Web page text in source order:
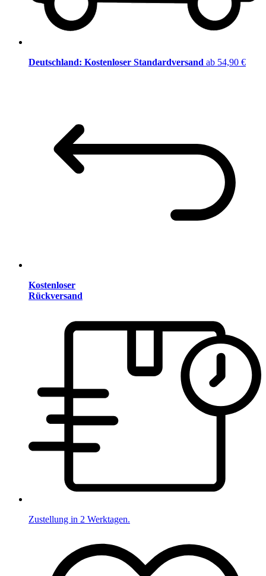
Deutschland: Kostenloser Standardversand ab 54,90 €
Kostenloser
Rückversand
Zustellung in 2 Werktagen.